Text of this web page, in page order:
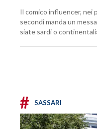
Il comico influencer, nei
secondi manda un
siate sardi o
# SASSARI